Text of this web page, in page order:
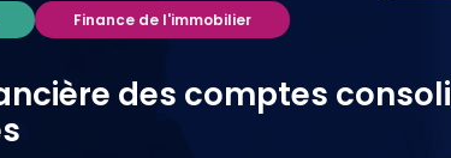
Finance de l'immobilier
des comptes